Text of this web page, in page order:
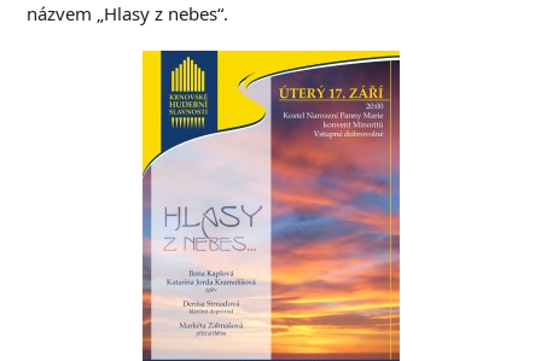
názvem „Hlasy z nebes“.